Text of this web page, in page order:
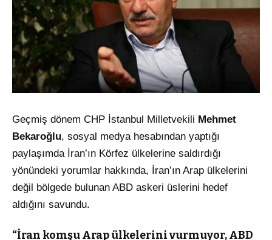
Geçmiş dönem CHP İstanbul Milletvekili Mehmet
Bekaroğlu, sosyal medya hesabından yaptığı
paylaşımda İran’ın Körfez ülkelerine saldırdığı
yönündeki yorumlar hakkında, İran’ın Arap ülkelerini
değil bölgede bulunan ABD askeri üslerini hedef
aldığını savundu.
“İran komşu Arap ülkelerini vurmuyor, ABD